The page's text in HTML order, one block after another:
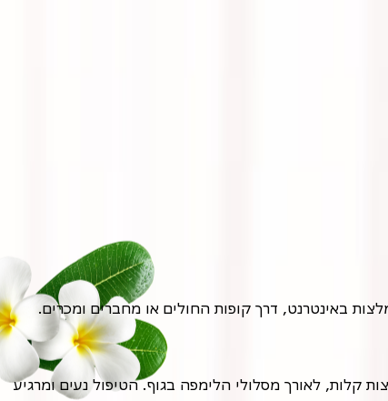
הטיפול מתבצע בדרך כלל על מיטת טיפולים, כאשר המטופל שוכב על גבו. המטפל משתמש בתנועות עדינות וקצובות, בליטופים ולחיצות קלות, לאורך מסלולי הלימפה בגוף. הטיפול נעים ומרגיע